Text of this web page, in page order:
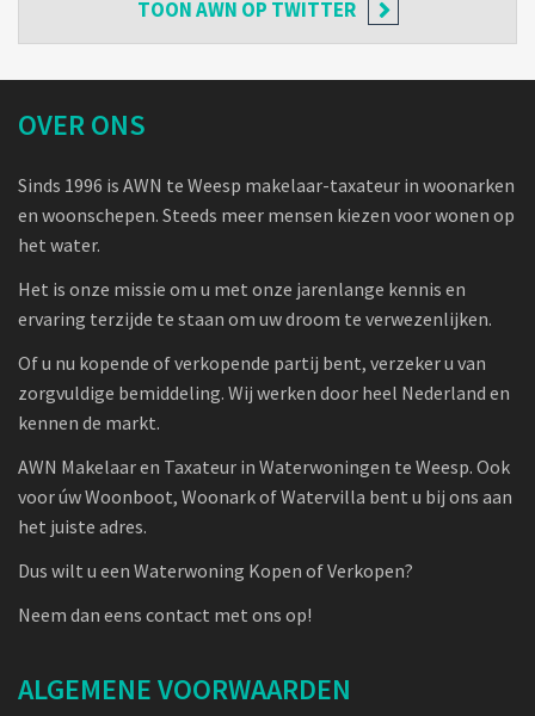
TOONAWN OP TWITTER
OVER ONS
Sinds 1996 is AWN te Weesp makelaar-taxateur in woonarken
en woonschepen. Steeds meer mensen kiezen voor wonen op
het water.
Het is onze missie om u met onze jarenlange kennis en
ervaring terzijde te staan om uw droom te verwezenlijken.
Of u nu kopende of verkopende partij bent, verzeker u van
zorgvuldige bemiddeling. Wij werken door heel Nederland en
kennen de markt.
AWN Makelaar en Taxateur in Waterwoningen te Weesp. Ook
voor úw Woonboot, Woonark of Watervilla bent u bij ons aan
het juiste adres.
Dus wilt u een Waterwoning Kopen of Verkopen?
Neem dan eens contact met ons op!
ALGEMENE VOORWAARDEN